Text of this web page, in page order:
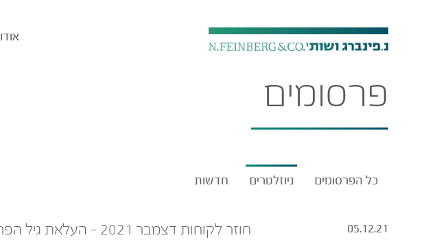
פרסומים
כל הפרסומים ניוזלטרים חדשות
05.12.21 חוזר לקוחות דצמבר 2021 – העלאת גיל הפרישה לנשים